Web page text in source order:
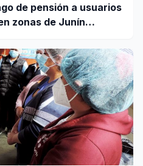
de pensión a usuarios
zonas de Junín